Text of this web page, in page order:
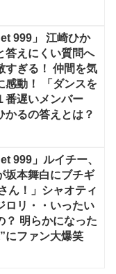
999」 江崎ひか
答えにくい質問へ
すぎる！ 仲間を気
感動！ 「ダンスを
番遅いメンバー
かるの答えとは？
999」ルイチー、
坂本舞白にブチギ
ん！」シャオティ
ロリ・・いったい
？ 明らかになった
にファン大爆笑